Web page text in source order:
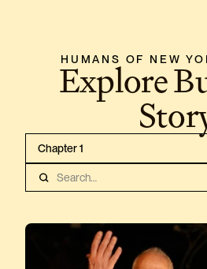
HUMANS OF NEW
Explore